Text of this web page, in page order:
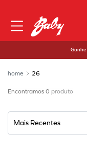
Ganhe
26
0 produto
Mais Recentes